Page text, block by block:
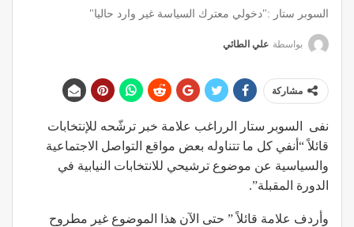
السوبر ستار :"دخولي معترك السياسة غير وارد حاليا"
بواسطة علي الطائي
مشاركة
نفى السوبر ستار الرراغب علامة خبر ترشّحه للإنتخابات
قائلاً “أنفي كل ما تتناوله بعض مواقع التواصل الاجتماعية
والسياسية عن موضوع ترشيحي للانتخابات النيابية في
الدورة المقبلة”.
وأردف علامة قائلاً ” حتى الآن هذا الموضوع غير مطروح